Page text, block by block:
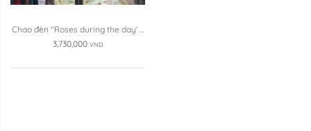
Chao đèn "Roses during the day' ...
3,730,000 VND